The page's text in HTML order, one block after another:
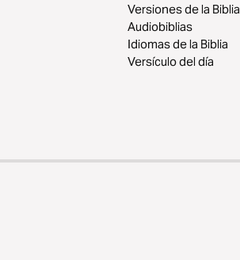
Versiones de la Biblia
Audiobiblias
Idiomas de la Biblia
Versículo del día